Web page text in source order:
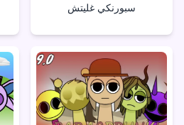
سبورنكي غليتش